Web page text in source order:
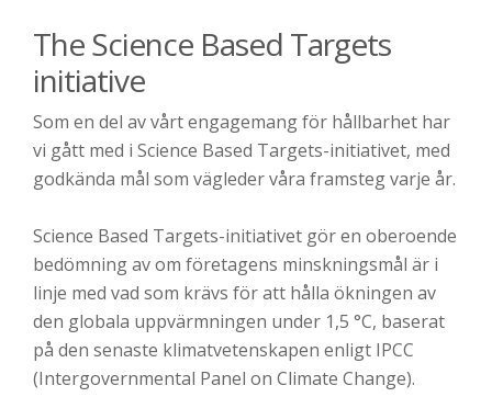
The Science Based Targets
initiative
Som en del av vårt engagemang för hållbarhet har
vi gått med i Science Based Targets-initiativet, med
godkända mål som vägleder våra framsteg varje år.
Science Based Targets-initiativet gör en oberoende
bedömning av om företagens minskningsmål är i
linje med vad som krävs för att hålla ökningen av
den globala uppvärmningen under 1,5 °C, baserat
på den senaste klimatvetenskapen enligt IPCC
(Intergovernmental Panel on Climate Change).